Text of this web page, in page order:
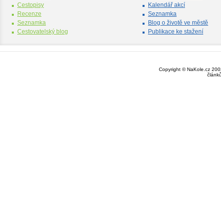
Cestopisy
Recenze
Seznamka
Cestovatelský blog
Kalendář akcí
Seznamka
Blog o životě ve městě
Publikace ke stažení
Copyright © NaKole.cz